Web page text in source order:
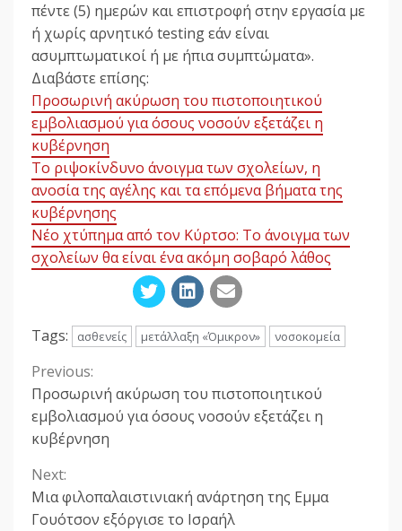
πέντε (5) ημερών και επιστροφή στην εργασία με
ή χωρίς αρνητικό testing εάν είναι
ασυμπτωματικοί ή με ήπια συμπτώματα».
Διαβάστε επίσης:
Προσωρινή ακύρωση του πιστοποιητικού
εμβολιασμού για όσους νοσούν εξετάζει η
κυβέρνηση
Το ριψοκίνδυνο άνοιγμα των σχολείων, η
ανοσία της αγέλης και τα επόμενα βήματα της
κυβέρνησης
Νέο χτύπημα από τον Κύρτσο: Το άνοιγμα των
σχολείων θα είναι ένα ακόμη σοβαρό λάθος
Tags: ασθενείς μετάλλαξη «Όμικρον» νοσοκομεία
Continue
Reading
Previous:
Προσωρινή ακύρωση του πιστοποιητικού
εμβολιασμού για όσους νοσούν εξετάζει η
κυβέρνηση
Next:
Μια φιλοπαλαιστινιακή ανάρτηση της Εμμα
Γουότσον εξόργισε το Ισραήλ